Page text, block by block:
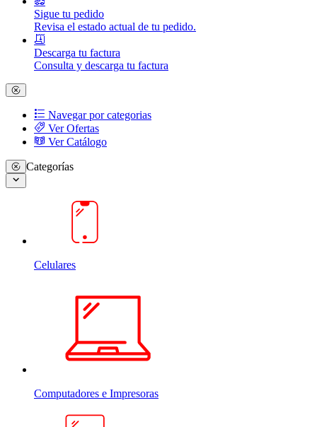
Sigue tu pedido
Revisa el estado actual de tu pedido.
Descarga tu factura
Consulta y descarga tu factura
Navegar por categorias
Ver Ofertas
Ver Catálogo
Categorías
Celulares
Computadores e Impresoras